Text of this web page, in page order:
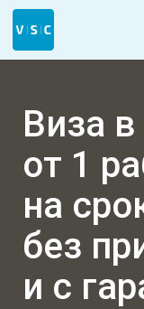
Виза
от 1
на
без
и с